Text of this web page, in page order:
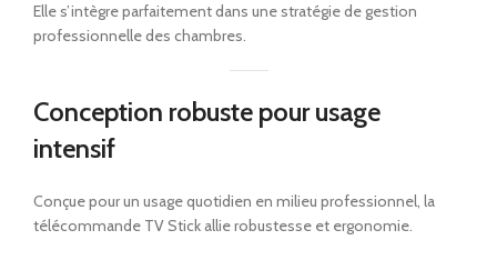
Elle s’intègre parfaitement dans une stratégie de gestion
professionnelle des chambres.
Conception robuste pour usage
intensif
Conçue pour un usage quotidien en milieu professionnel, la
télécommande TV Stick allie robustesse et ergonomie.